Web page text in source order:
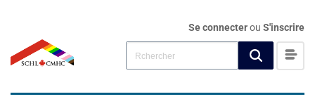
Se connecterou S'inscrire